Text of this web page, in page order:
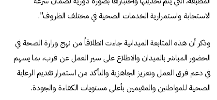
الاستجابة واستمرارية الخدمات الصحية في مختلف الظروف".
وذكر أن هذه المتابعة الميدانية جاءت انطلاقاً من نهج وزارة الصحة في
الحضور المباشر بالميدان والاطلاع على سير العمل عن قرب، بما يسهم
في دعم فرق العمل وتعزيز الجاهزية والتأكد من استمرار تقديم الرعاية
الصحية للمواطنين والمقيمين بأعلى مستويات الكفاءة والجودة.